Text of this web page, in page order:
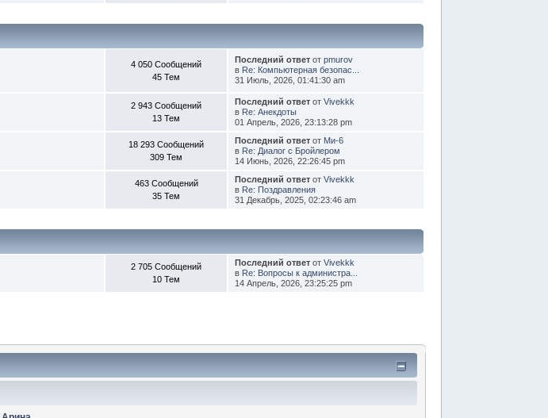
4 050 Сообщений
45 Тем
Последний ответот pmurov
в Re: Компьютерная безопас...
31 Июль, 2026, 01:41:30 am
2 943 Сообщений
13 Тем
Последний ответот Vivekkk
в Re: Анекдоты
01 Апрель, 2026, 23:13:28 pm
18 293 Сообщений
309 Тем
Последний ответот Ми-6
в Re: Диалог с Бройлером
14 Июнь, 2026, 22:26:45 pm
463 Сообщений
35 Тем
Последний ответот Vivekkk
в Re: Поздравления
31 Декабрь, 2025, 02:23:46 am
2 705 Сообщений
10 Тем
Последний ответот Vivekkk
в Re: Вопросы к администра...
14 Апрель, 2026, 23:25:25 pm